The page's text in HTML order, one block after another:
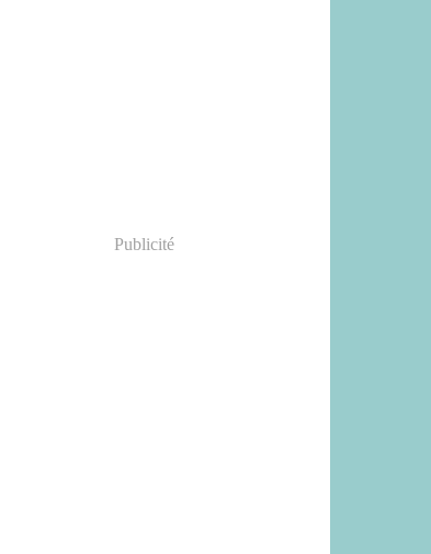
Publicité